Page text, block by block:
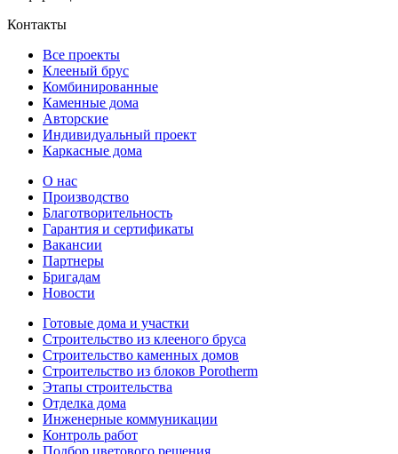
Контакты
Все проекты
Клееный брус
Комбинированные
Каменные дома
Авторские
Индивидуальный проект
Каркасные дома
О нас
Производство
Благотворительность
Гарантия и сертификаты
Вакансии
Партнеры
Бригадам
Новости
Готовые дома и участки
Строительство из клееного бруса
Строительство каменных домов
Строительство из блоков Porotherm
Этапы строительства
Отделка дома
Инженерные коммуникации
Контроль работ